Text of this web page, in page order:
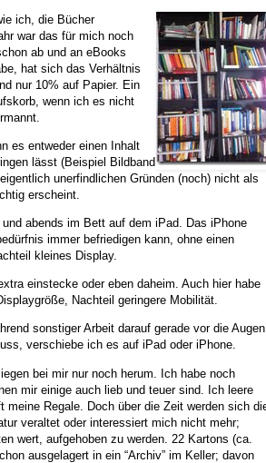
ich, die Bücher
war das für mich noch
ab und an eBooks
hat sich das Verhältnis
nur 10% auf Papier. Ein
wenn ich es nicht
es entweder einen Inhalt
lässt (Beispiel Bildband
unerfindlichen Gründen (noch) nicht als
erscheint.
abends im Bett auf dem iPad. Das iPhone
immer befriedigen kann, ohne einen
kleines Display.
einstecke oder eben daheim. Auch hier habe
Nachteil geringere Mobilität.
sonstiger Arbeit darauf gerade vor die Augen
verschiebe ich es auf iPad oder iPhone.
bei mir nur noch herum. Ich habe noch
mir einige auch lieb und teuer sind. Ich leere
meine Regale. Doch über die Zeit werden sich
veraltet oder interessiert mich nicht mehr;
wert, aufgehoben zu werden. 22 Kartons (ca.
ausgelagert in ein “Archiv” im Keller; davon